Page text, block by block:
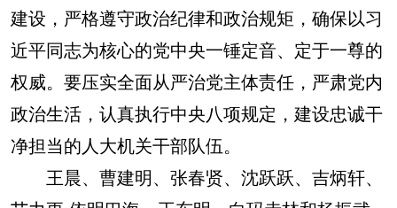
建设，严格遵守政治纪律和政治规矩，确保以习
近平同志为核心的党中央一锤定音、定于一尊的
权威。要压实全面从严治党主体责任，严肃党内
政治生活，认真执行中央八项规定，建设忠诚干
净担当的人大机关干部队伍。
王晨、曹建明、张春贤、沈跃跃、吉炳轩、